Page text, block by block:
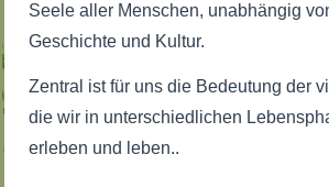
Seele aller Menschen, unabhängig
Geschichte und Kultur.
Zentral ist für uns die Bedeutung der
die wir in unterschiedlichen
erleben und leben..